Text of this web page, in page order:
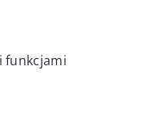
funkcjami